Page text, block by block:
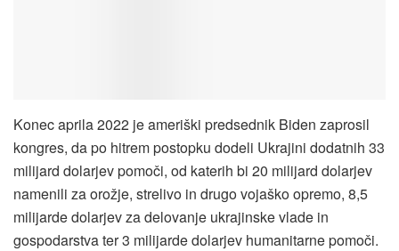
Konec aprila 2022 je ameriški predsednik Biden zaprosil
kongres, da po hitrem postopku dodeli Ukrajini dodatnih 33
milijard dolarjev pomoči, od katerih bi 20 milijard dolarjev
namenili za orožje, strelivo in drugo vojaško opremo, 8,5
milijarde dolarjev za delovanje ukrajinske vlade in
gospodarstva ter 3 milijarde dolarjev humanitarne pomoči.